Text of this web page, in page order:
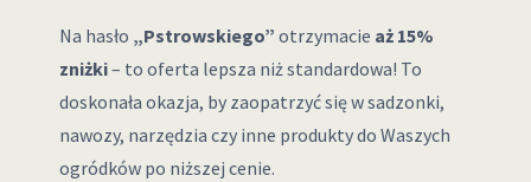
Na hasło „Pstrowskiego” otrzymacie aż 15%
zniżki– to oferta lepsza niż standardowa! To
doskonała okazja, by zaopatrzyć się w sadzonki,
nawozy, narzędzia czy inne produkty do Waszych
ogródków po niższej cenie.